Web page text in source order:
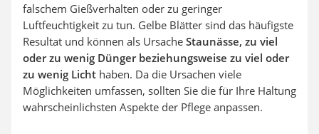
falschem Gießverhalten oder zu geringer
Luftfeuchtigkeit zu tun. Gelbe Blätter sind das häufigste
Resultat und können als Ursache Staunässe, zu viel
oder zu wenig Dünger beziehungsweise zu viel oder
zu wenig Licht haben. Da die Ursachen viele
Möglichkeiten umfassen, sollten Sie die für Ihre Haltung
wahrscheinlichsten Aspekte der Pflege anpassen.